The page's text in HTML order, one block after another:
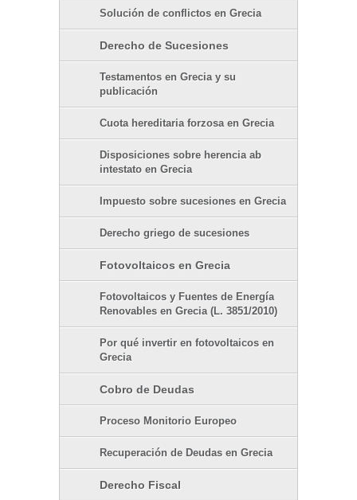
Solución de conflictos en Grecia
Derecho de Sucesiones
Testamentos en Grecia y su
publicación
Cuota hereditaria forzosa en Grecia
Disposiciones sobre herencia ab
intestato en Grecia
Impuesto sobre sucesiones en Grecia
Derecho griego de sucesiones
Fotovoltaicos en Grecia
Fotovoltaicos y Fuentes de Energía
Renovables en Grecia (L. 3851/2010)
Por qué invertir en fotovoltaicos en
Grecia
Cobro de Deudas
Proceso Monitorio Europeo
Recuperación de Deudas en Grecia
Derecho Fiscal